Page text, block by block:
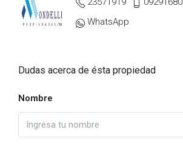
WhatsApp
Dudas acerca de ésta propiedad
Nombre